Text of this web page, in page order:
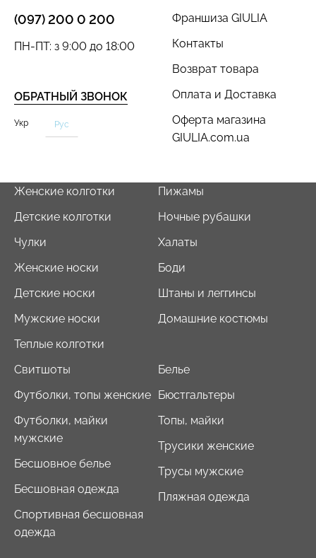
Франшиза GIULIA
Контакты
Возврат товара
Оплата и Доставка
Оферта магазина
GIULIA.com.ua
(097) 200 0 200
ОБРАТНЫЙ ЗВОНОК
ПН-ПТ: з 9:00 до 18:00
Укр Рус
Женские колготки
Детские колготки
Чулки
Женские носки
Детские носки
Мужские носки
Теплые колготки
Пижамы
Ночные рубашки
Халаты
Боди
Штаны и леггинсы
Домашние костюмы
Свитшоты
Футболки, топы женские
Футболки, майки
мужские
Бесшовное белье
Бесшовная одежда
Спортивная бесшовная
одежда
Белье
Бюстгальтеры
Топы, майки
Трусики женские
Трусы мужские
Пляжная одежда
эффектом бесшовные
TRACKS SHAPE black
(черный) Giulia
Топ на бретелях в рубчик
(черный) Giulia
299 грн. 499 грн.